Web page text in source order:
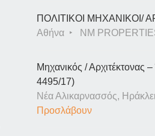
ΠΟΛΙΤΙΚΟΙ ΜΗΧΑΝΙΚΟΙ/
Αθήνα
NM
Μηχανικός / Αρχιτέκτονας
4495/17)
Νέα Αλικαρνασσός,
Προσλάβουν